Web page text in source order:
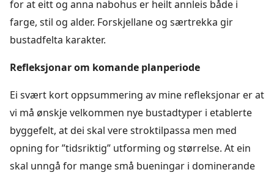
for at eitt og anna nabohus er heilt annleis både i
farge, stil og alder. Forskjellane og særtrekka gir
bustadfelta karakter.
Refleksjonar om komande planperiode
Ei svært kort oppsummering av mine refleksjonar er at
vi må ønskje velkommen nye bustadtyper i etablerte
byggefelt, at dei skal vere stroktilpassa men med
opning for ”tidsriktig” utforming og størrelse. At ein
skal unngå for mange små bueningar i dominerande